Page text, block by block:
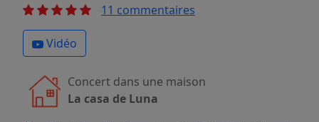
11 commentaires
Vidéo
Concert dans une maison
La casa de Luna